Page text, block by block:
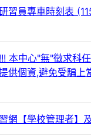
習員專車時刻表
本中心"無"徵求科
供個資,避免受騙上
網【學校管理者】